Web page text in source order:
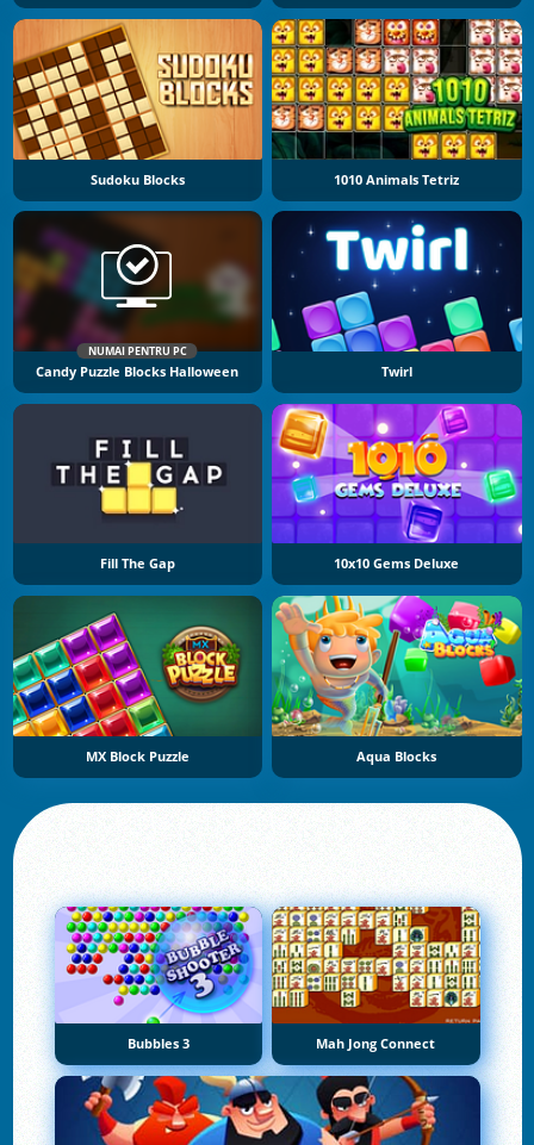
Sudoku Blocks 1010 Animals Tetriz
NUMAI PENTRU PC
Candy Puzzle Blocks Halloween Twirl
Fill The Gap 10x10 Gems Deluxe
MX Block Puzzle Aqua Blocks
Bubbles 3 Mah Jong Connect